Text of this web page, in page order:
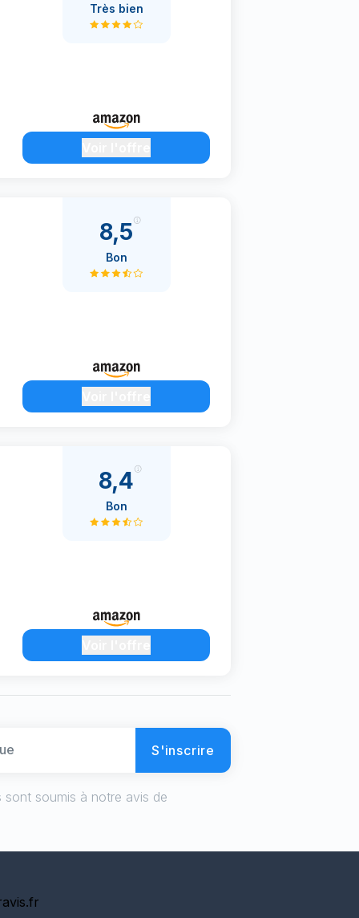
Très bien
8,5
Bon
8,4
Bon
S'inscrire
soumis à notre avis de